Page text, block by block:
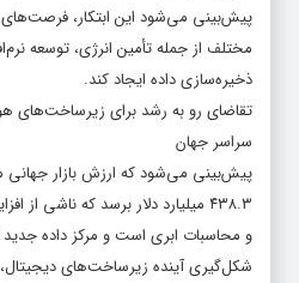
پیش‌بینی می‌شود این ابتکار،
مختلف از جمله تأمین انرژی، توسعه
ذخیره‌سازی داده ایجاد کند.
تقاضای رو به رشد برای
سراسر جهان
۴۳۸.۳ میلیارد دلار برسد که ناشی
و محاسبات ابری است و مرکز داده
شکل‌گیری آینده زیرساخت‌های